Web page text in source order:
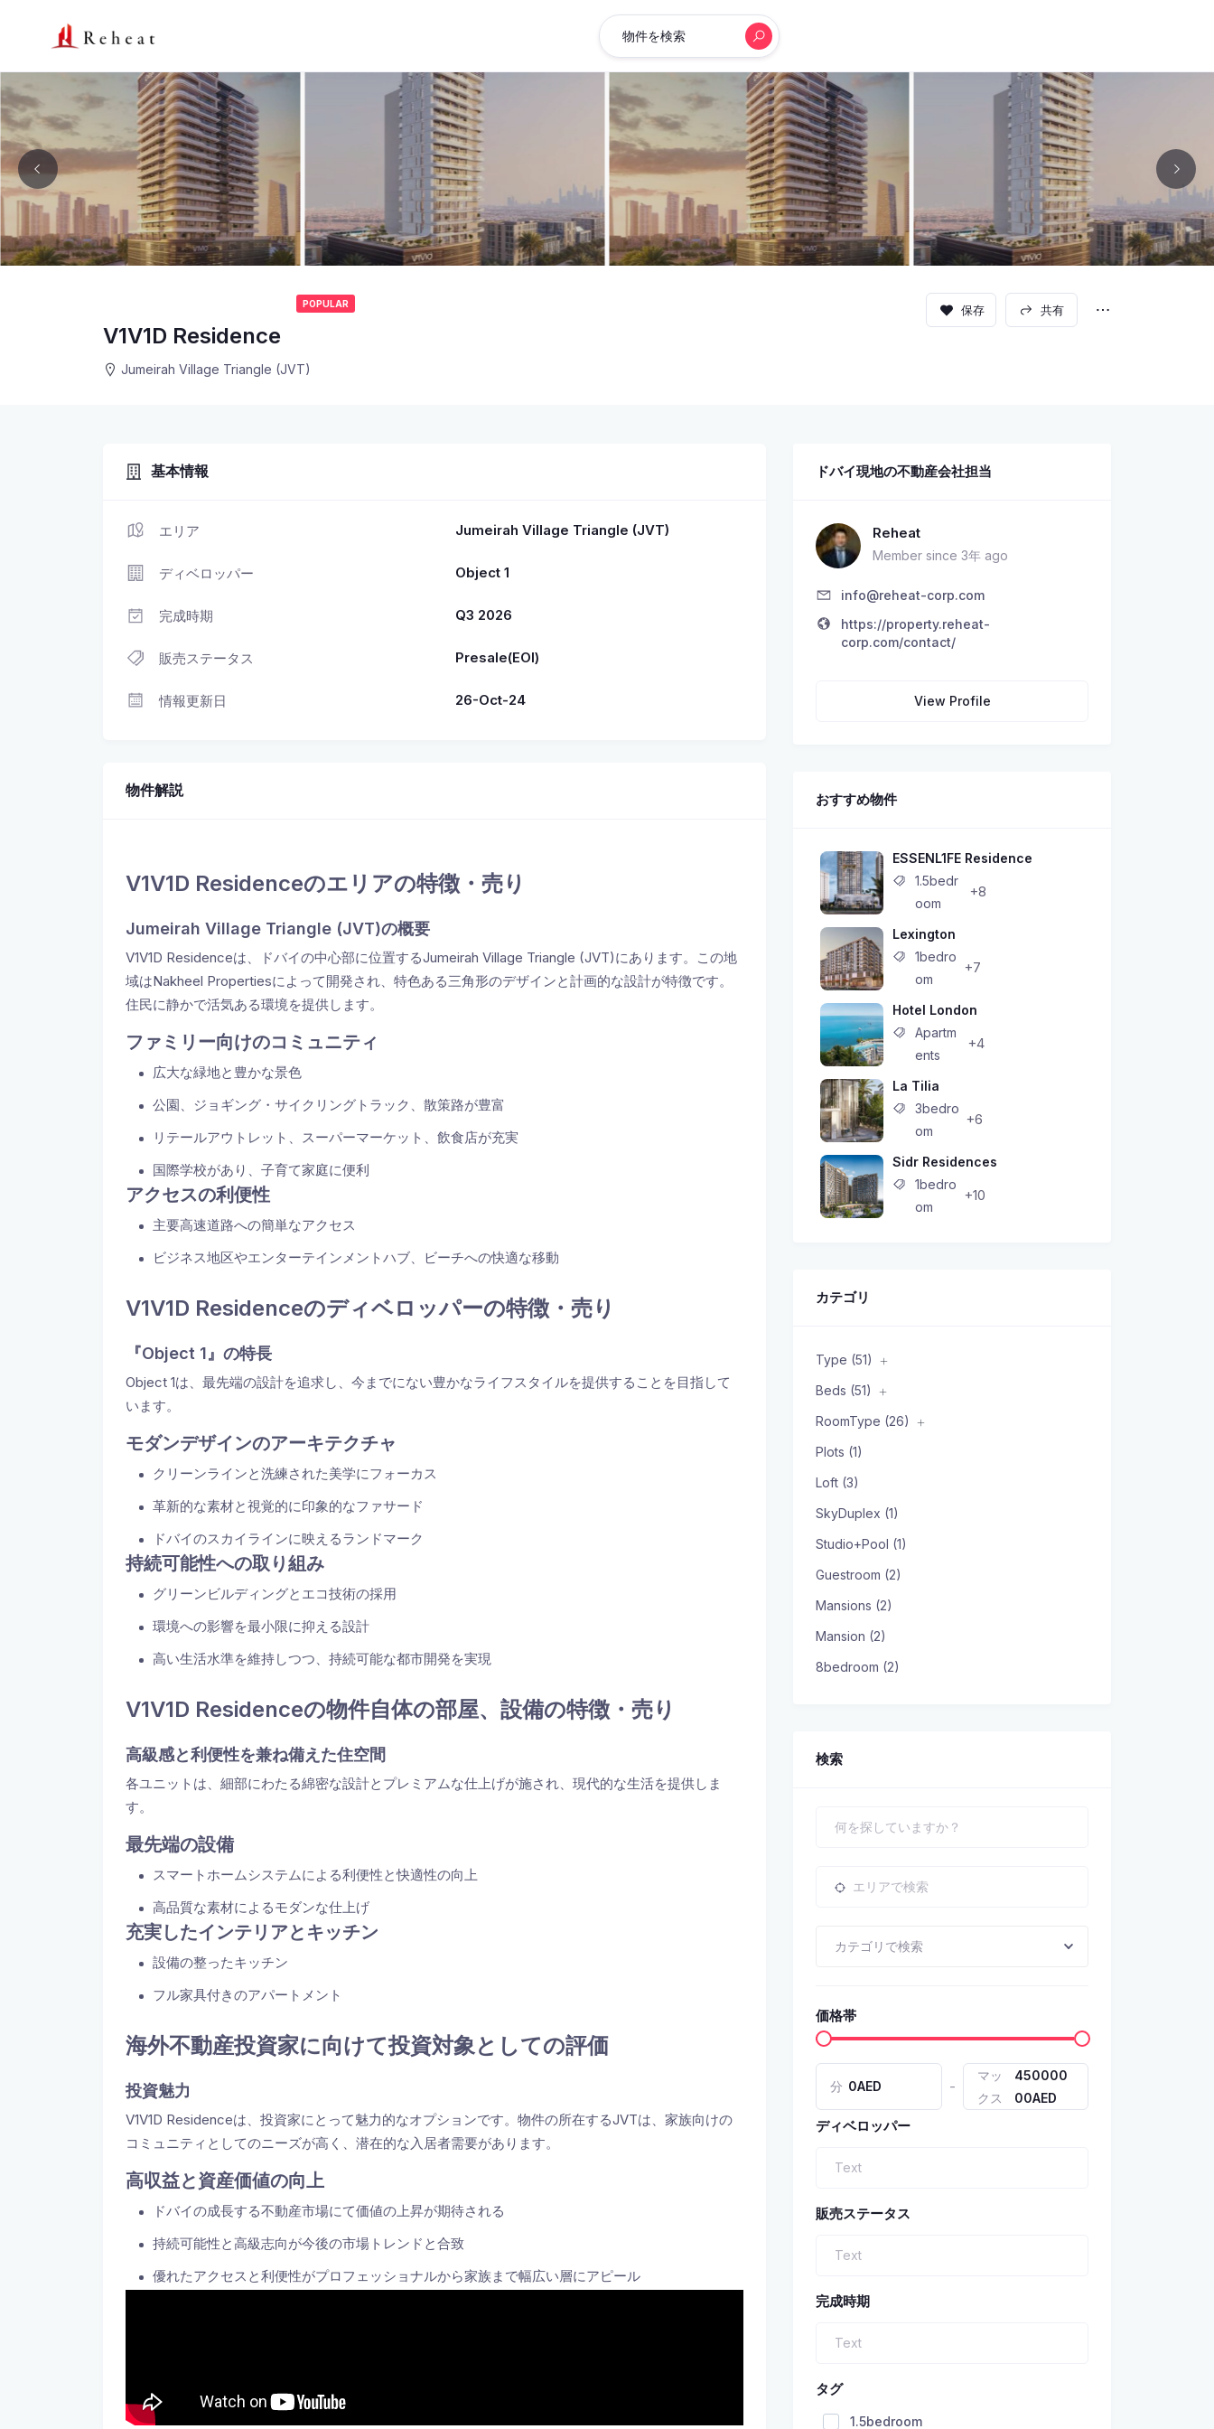
物件を検索
V1V1D Residence
POPULAR
Jumeirah Village Triangle (JVT)
保存 共有
基本情報
エリア Jumeirah Village Triangle (JVT)
ディベロッパー Object 1
完成時期 Q3 2026
販売ステータス Presale(EOI)
情報更新日 26-Oct-24
物件解説
V1V1D Residenceのエリアの特徴・売り
Jumeirah Village Triangle (JVT)の概要
V1V1D Residenceは、ドバイの中心部に位置するJumeirah Village Triangle (JVT)にあります。この地
域はNakheel Propertiesによって開発され、特色ある三角形のデザインと計画的な設計が特徴です。
住民に静かで活気ある環境を提供します。
ファミリー向けのコミュニティ
広大な緑地と豊かな景色
公園、ジョギング・サイクリングトラック、散策路が豊富
リテールアウトレット、スーパーマーケット、飲食店が充実
国際学校があり、子育て家庭に便利
アクセスの利便性
主要高速道路への簡単なアクセス
ビジネス地区やエンターテインメントハブ、ビーチへの快適な移動
V1V1D Residenceのディベロッパーの特徴・売り
『Object 1』の特長
Object 1は、最先端の設計を追求し、今までにない豊かなライフスタイルを提供することを目指して
います。
モダンデザインのアーキテクチャ
クリーンラインと洗練された美学にフォーカス
革新的な素材と視覚的に印象的なファサード
ドバイのスカイラインに映えるランドマーク
持続可能性への取り組み
グリーンビルディングとエコ技術の採用
環境への影響を最小限に抑える設計
高い生活水準を維持しつつ、持続可能な都市開発を実現
V1V1D Residenceの物件自体の部屋、設備の特徴・売り
高級感と利便性を兼ね備えた住空間
各ユニットは、細部にわたる綿密な設計とプレミアムな仕上げが施され、現代的な生活を提供しま
す。
最先端の設備
スマートホームシステムによる利便性と快適性の向上
高品質な素材によるモダンな仕上げ
充実したインテリアとキッチン
設備の整ったキッチン
フル家具付きのアパートメント
海外不動産投資家に向けて投資対象としての評価
投資魅力
V1V1D Residenceは、投資家にとって魅力的なオプションです。物件の所在するJVTは、家族向けの
コミュニティとしてのニーズが高く、潜在的な入居者需要があります。
高収益と資産価値の向上
ドバイの成長する不動産市場にて価値の上昇が期待される
持続可能性と高級志向が今後の市場トレンドと合致
優れたアクセスと利便性がプロフェッショナルから家族まで幅広い層にアピール
ドバイ現地の不動産会社担当
Reheat
Member since 3年 ago
info@reheat-corp.com
https://property.reheat-
corp.com/contact/
View Profile
おすすめ物件
ESSENL1FE Residence
1.5bedr
oom
+8
Lexington
1bedro
om
+7
Hotel London
Apartm
ents
+4
La Tilia
3bedro
om
+6
Sidr Residences
1bedro
om
+10
カテゴリ
Type (51)
Beds (51)
RoomType (26)
Plots (1)
Loft (3)
SkyDuplex (1)
Studio+Pool (1)
Guestroom (2)
Mansions (2)
Mansion (2)
8bedroom (2)
検索
カテゴリで検索
価格帯
分 0AED -
マッ
クス
450000
00AED
ディベロッパー
販売ステータス
完成時期
タグ
1.5bedroom